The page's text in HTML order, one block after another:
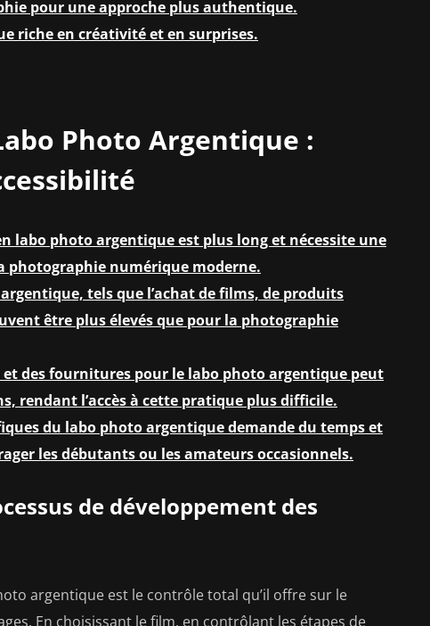
pour une approche plus authentique.
riche en créativité et en surprises.
Photo Argentique :
labo photo argentique est plus long et nécessite une
numérique moderne.
tels que l’achat de films, de produits
être plus élevés que pour la photographie
des fournitures pour le labo photo argentique peut
rendant l’accès à cette pratique plus difficile.
du labo photo argentique demande du temps et
les débutants ou les amateurs occasionnels.
de développement des
argentique est le contrôle total qu’il offre sur le
En choisissant le film, en contrôlant les étapes de